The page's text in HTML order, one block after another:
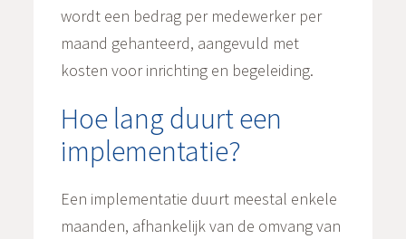
wordt een bedrag per medewerker per
maand gehanteerd, aangevuld met
kosten voor inrichting en begeleiding.
Hoe lang duurt een
implementatie?
Een implementatie duurt meestal enkele
maanden, afhankelijk van de omvang van